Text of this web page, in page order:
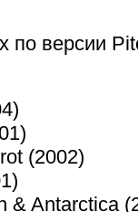
по версии
(2002)
& Antarctica